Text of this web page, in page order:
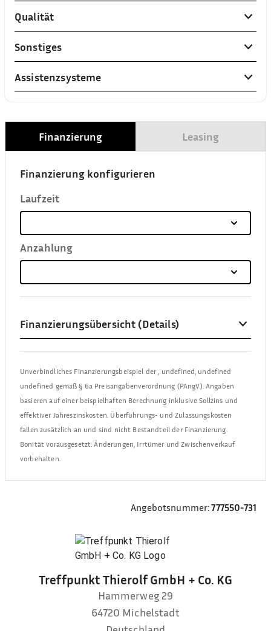
Qualität
Sonstiges
Assistenzsysteme
Finanzierung Leasing
Finanzierung konfigurieren
Laufzeit
Anzahlung
Finanzierungsübersicht (Details)
Unverbindliches Finanzierungsbeispiel der, undefined, undefined
undefined gemäß § 6a Preisangabenverordnung (PAngV). Angaben
basieren auf einer beispielhaften Berechnung inklusive Sollzins und
effektiver Jahreszinskosten. Überführungs- und Zulassungskosten
fallen zusätzlich an und sind nicht Bestandteil der Finanzierung.
Bonität vorausgesetzt. Änderungen, Irrtümer und Zwischenverkauf
vorbehalten.
Angebotsnummer:777550-731
Treffpunkt Thierolf GmbH + Co. KG
Hammerweg 29
64720 Michelstadt